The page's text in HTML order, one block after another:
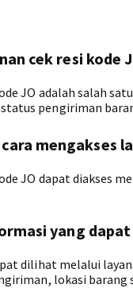
cek resi kode
JO adalah salah
pengiriman
mengakses
JO dapat diakses
yang
dilihat melalui
lokasi barang